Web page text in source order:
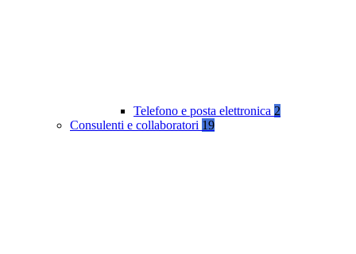
Telefono e posta elettronica 2
Consulenti e collaboratori 19